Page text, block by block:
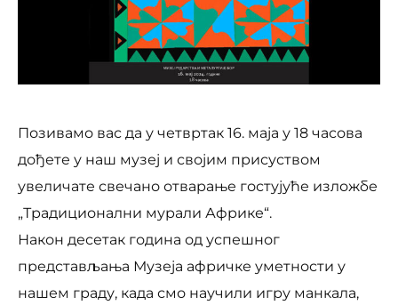
Позивамо вас да у четвртак 16. маја у 18 часова
дођете у наш музеј и својим присуством
увеличате свечано отварање гостујуће изложбе
„Традиционални мурали Африке“.
Након десетак година од успешног
представљања Музеја афричке уметности у
нашем граду, када смо научили игру манкала,